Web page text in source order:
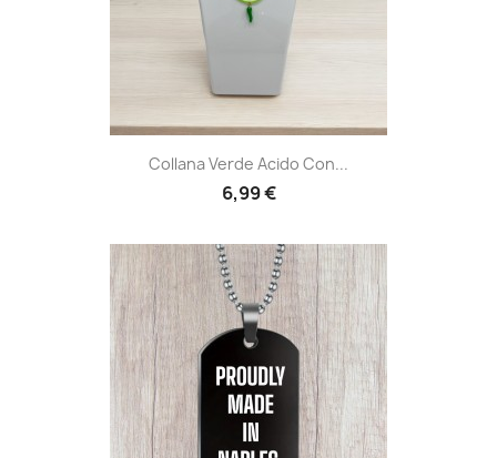
Collana Verde Acido Con...
6,99 €